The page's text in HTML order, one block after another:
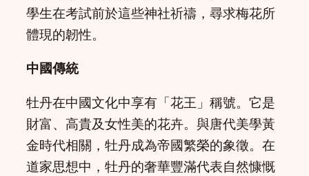
學生在考試前於這些神社祈禱，尋求梅花所
體現的韌性。
中國傳統
牡丹在中國文化中享有「花王」稱號。它是
財富、高貴及女性美的花卉。與唐代美學黃
金時代相關，牡丹成為帝國繁榮的象徵。在
道家思想中，牡丹的奢華豐滿代表自然慷慨